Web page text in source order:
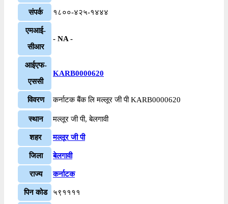
संपर्क १८००-४२५-१४४४
एमआई-
सीआर
- NA -
आईएफ-
एससी
KARB0000620
विवरण कर्नाटक बैंक लि मल्लूर जी पी KARB0000620
स्थान मल्लूर जी पी, बेलगावी
शहर मल्लूर जी पी
जिला बेलगावी
राज्य कर्नाटक
पिन कोड ५९११११